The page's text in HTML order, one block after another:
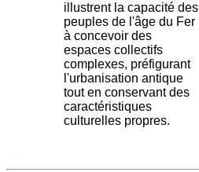
illustrent la capacité des
peuples de l'âge du Fer
à concevoir des
espaces collectifs
complexes, préfigurant
l'urbanisation antique
tout en conservant des
caractéristiques
culturelles propres.
.